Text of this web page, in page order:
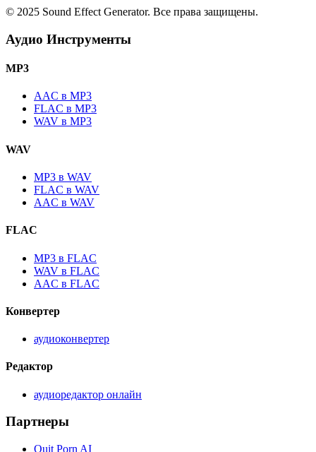
© 2025 Sound Effect Generator. Все права защищены.
Аудио Инструменты
MP3
AAC в MP3
FLAC в MP3
WAV в MP3
WAV
MP3 в WAV
FLAC в WAV
AAC в WAV
FLAC
MP3 в FLAC
WAV в FLAC
AAC в FLAC
Конвертер
аудиоконвертер
Редактор
аудиоредактор онлайн
Партнеры
Quit Porn AI